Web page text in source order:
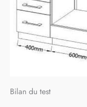
Bilan du test